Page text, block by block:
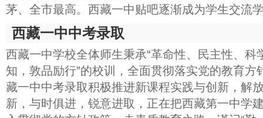
茅、全市最高。西藏一中贴吧逐渐成为学生交流
西藏一中中考录取
西藏一中学校全体师生秉承“革命性、民主性、科
知，敦品励行”的校训，全面贯彻落实党的教育
藏一中中考录取积极推进新课程实践与创新，解
新，与时俱进，锐意进取，正在把西藏第一中学